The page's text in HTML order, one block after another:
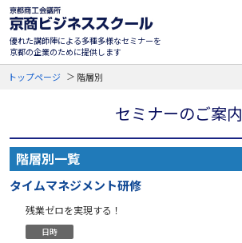
優れた講師陣による多種多様なセミナーを
京都の企業のために提供します
トップページ 階層別
セミナーのご案内
階層別一覧
タイムマネジメント研修
残業ゼロを実現する！
日時